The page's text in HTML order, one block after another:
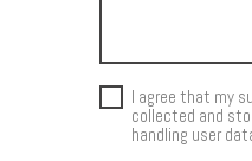
I agree that my
collected and
handling user